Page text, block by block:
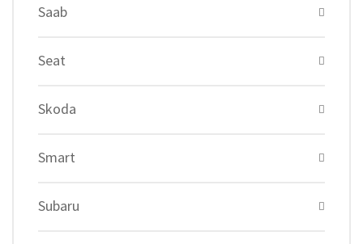
Saab
Seat
Skoda
Smart
Subaru